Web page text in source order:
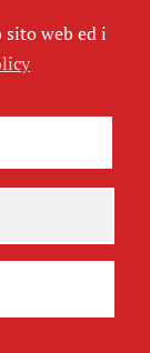
web ed i